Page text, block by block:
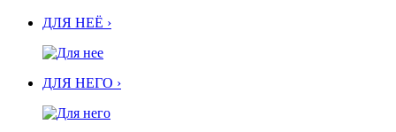
ДЛЯ НЕЁ ›
ДЛЯ НЕГО ›